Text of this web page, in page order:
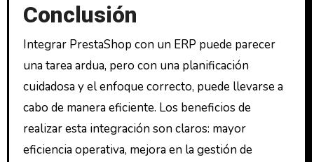
Conclusión
Integrar PrestaShop con un ERP puede parecer
una tarea ardua, pero con una planificación
cuidadosa y el enfoque correcto, puede llevarse a
cabo de manera eficiente. Los beneficios de
realizar esta integración son claros: mayor
eficiencia operativa, mejora en la gestión de